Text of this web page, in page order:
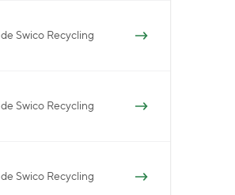
de Swico Recycling
de Swico Recycling
de Swico Recycling